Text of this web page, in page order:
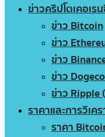
ข่าวคริปโตเคอเร
ข่าว Bitcoin
ข่าว
ข่าว
ข่าว
ข่าว Ripple
ราคาและการวิเค
ราคา